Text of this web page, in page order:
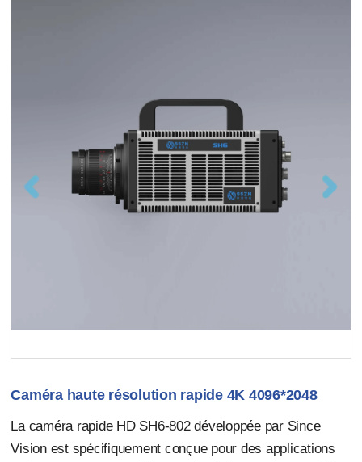
Caméra haute résolution rapide 4K 4096*2048
La caméra rapide HD SH6-802 développée par Since
Vision est spécifiquement conçue pour des applications